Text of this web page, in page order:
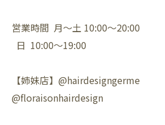
営業時間 月〜土 10:00〜20:00
日 10:00〜19:00
【姉妹店】@hairdesigngerme
@floraisonhairdesign